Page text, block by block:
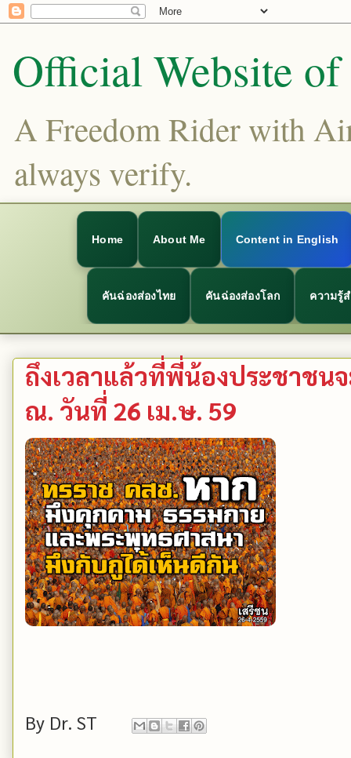
Official Website
A Freedom Rider with
always verify.
Home About Me Content in English
คันฉ่องส่องไทย คันฉ่องส่องโลก ความรู้
ถึงเวลาแล้วที่พี่น้องประชาชน
ณ. วันที่ 26 เม.ษ. 59
By Dr. ST